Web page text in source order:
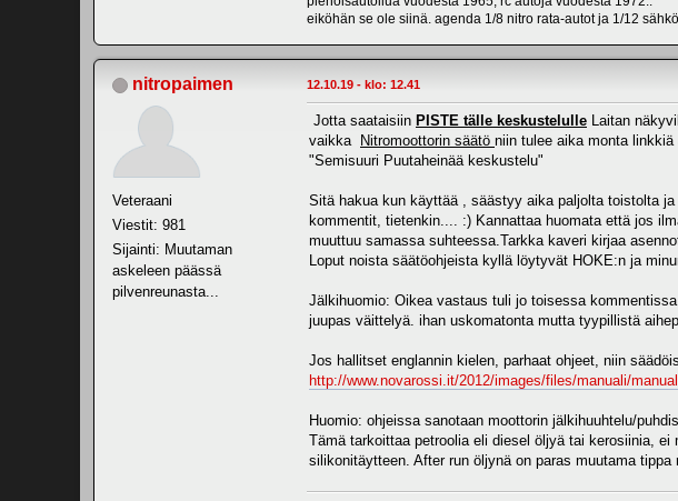
eiköhän se ole siinä. agenda 1/8 nitro rata-autot ja 1/12
nitropaimen
Veteraani
Viestit: 981
Sijainti: Muutaman
askeleen päässä
pilvenreunasta...
12.10.19 - klo: 12.41
Jotta saataisiin PISTE tälle keskustelulle Laitan
vaikka
Nitromoottorin säätö niin tulee aika monta linkkiä
"Semisuuri Puutaheinää keskustelu"
Sitä hakua kun käyttää , säästyy aika paljolta toistolta
kommentit, tietenkin.... :) Kannattaa huomata että jos
muuttuu samassa suhteessa.Tarkka kaveri kirjaa
Loput noista säätöohjeista kyllä löytyvät HOKE:n ja
Jälkihuomio: Oikea vastaus tuli jo toisessa
juupas väittelyä. ihan uskomatonta mutta tyypillistä
Jos hallitset englannin kielen, parhaat ohjeet, niin
http://www.novarossi.it/2012/images/files/manuali/
Huomio: ohjeissa sanotaan moottorin jälkihuuhtelu/
Tämä tarkoittaa petroolia eli diesel öljyä tai kerosiinia,
silikonitäytteen. After run öljynä on paras muutama